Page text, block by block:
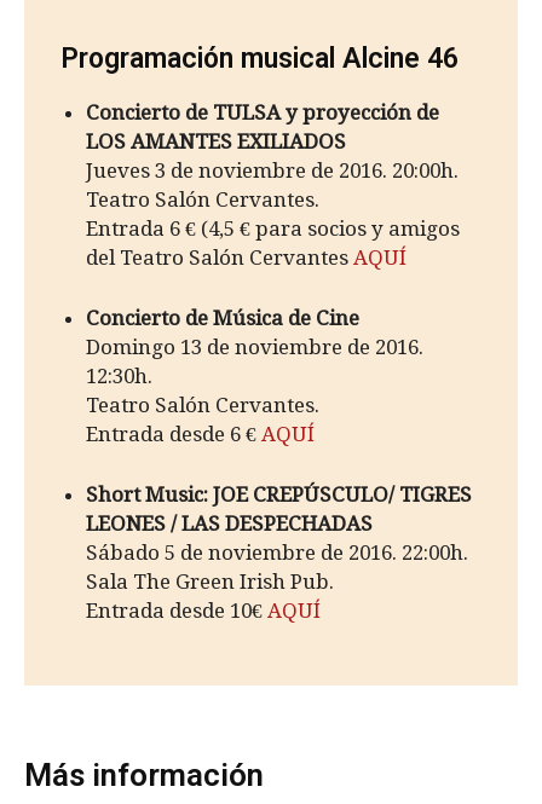
Programación musical Alcine 46
Concierto de TULSA y proyección de
LOS AMANTES EXILIADOS
Jueves 3 de noviembre de 2016. 20:00h.
Teatro Salón Cervantes.
Entrada 6 € (4,5 € para socios y amigos
del Teatro Salón Cervantes AQUÍ
Concierto de Música de Cine
Domingo 13 de noviembre de 2016.
12:30h.
Teatro Salón Cervantes.
Entrada desde 6 € AQUÍ
Short Music: JOE CREPÚSCULO/ TIGRES
LEONES / LAS DESPECHADAS
Sábado 5 de noviembre de 2016. 22:00h.
Sala The Green Irish Pub.
Entrada desde 10€ AQUÍ
Más información